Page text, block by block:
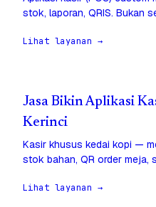
stok, laporan, QRIS. Bukan
Lihat layanan →
Jasa Bikin Aplikasi
Kerinci
Kasir khusus kedai kopi —
stok bahan, QR order meja,
Lihat layanan →